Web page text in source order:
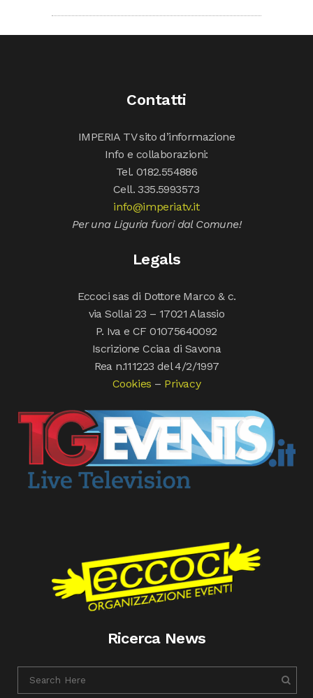
Contatti
IMPERIA TV sito d’informazione
Info e collaborazioni:
Tel. 0182.554886
Cell. 335.5993573
info@imperiatv.it
Per una Liguria fuori dal Comune!
Legals
Eccoci sas di Dottore Marco & c.
via Sollai 23 – 17021 Alassio
P. Iva e CF 01075640092
Iscrizione Cciaa di Savona
Rea n.111223 del 4/2/1997
Cookies – Privacy
Ricerca News